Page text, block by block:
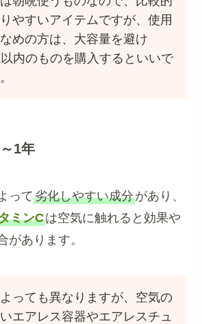
やすいアイテムですが、使用
めの方は、大容量を避け
内のものを購入するといいで
1年
って劣化しやすい成分があり、
ミンCは空気に触れると効果や
があります。
っても異なりますが、空気の
エアレス容器やエアレスチュ